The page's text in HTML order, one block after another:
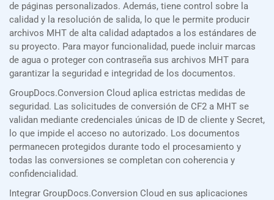
de páginas personalizados. Además, tiene control sobre la
calidad y la resolución de salida, lo que le permite producir
archivos MHT de alta calidad adaptados a los estándares de
su proyecto. Para mayor funcionalidad, puede incluir marcas
de agua o proteger con contraseña sus archivos MHT para
garantizar la seguridad e integridad de los documentos.
GroupDocs.Conversion Cloud aplica estrictas medidas de
seguridad. Las solicitudes de conversión de CF2 a MHT se
validan mediante credenciales únicas de ID de cliente y Secret,
lo que impide el acceso no autorizado. Los documentos
permanecen protegidos durante todo el procesamiento y
todas las conversiones se completan con coherencia y
confidencialidad.
Integrar GroupDocs.Conversion Cloud en sus aplicaciones